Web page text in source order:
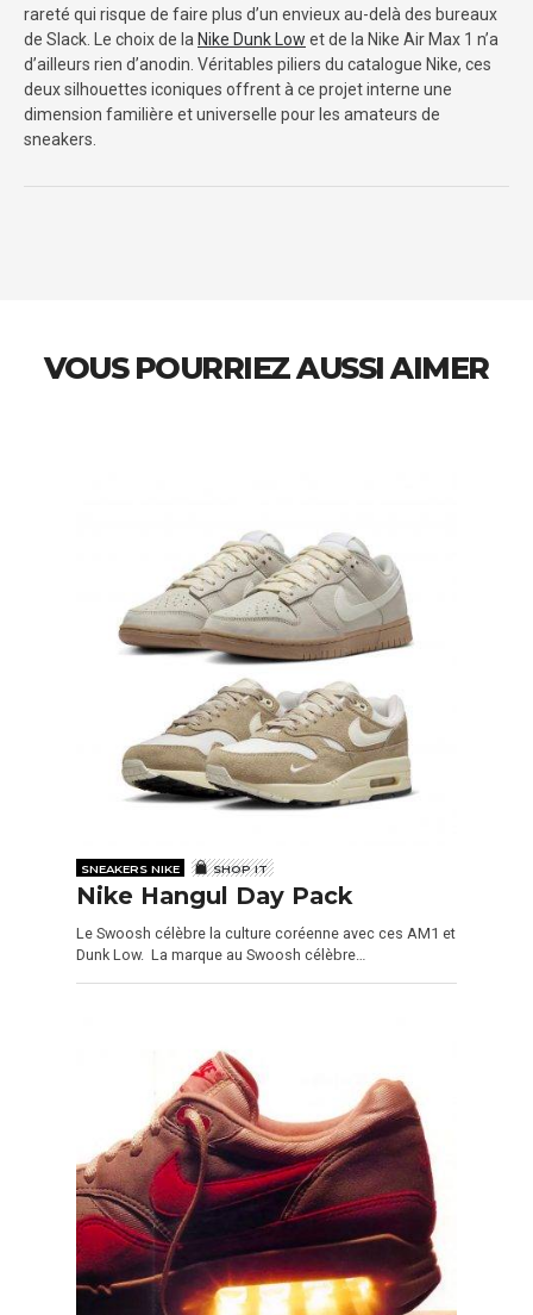
rareté qui risque de faire plus d’un envieux au-delà des bureaux
de Slack. Le choix de la Nike Dunk Low et de la Nike Air Max 1 n’a
d’ailleurs rien d’anodin. Véritables piliers du catalogue Nike, ces
deux silhouettes iconiques offrent à ce projet interne une
dimension familière et universelle pour les amateurs de
sneakers.
VOUS POURRIEZ AUSSI AIMER
SNEAKERS NIKE SHOP IT
Nike Hangul Day Pack
Le Swoosh célèbre la culture coréenne avec ces AM1 et
Dunk Low. La marque au Swoosh célèbre…